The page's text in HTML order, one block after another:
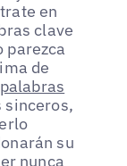
en
clave
parezca
de
sinceros,
su
nunca